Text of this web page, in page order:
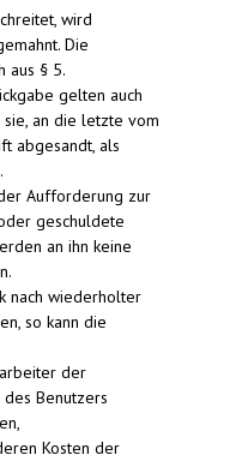
wird
Die
aus § 5.
gelten auch
an die letzte vom
abgesandt, als
Aufforderung zur
geschuldete
an ihn keine
nach wiederholter
so kann die
der
Benutzers
Kosten der